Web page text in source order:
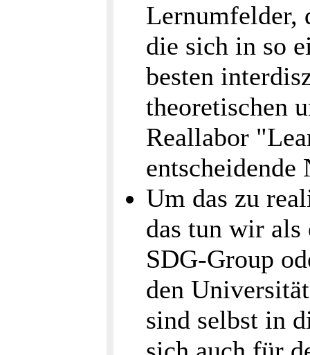
Lernumfelder,
die sich in so
besten
theoretischen
Reallabor
Um das zu
das tun wir
SDG-Group
den
sind selbst in